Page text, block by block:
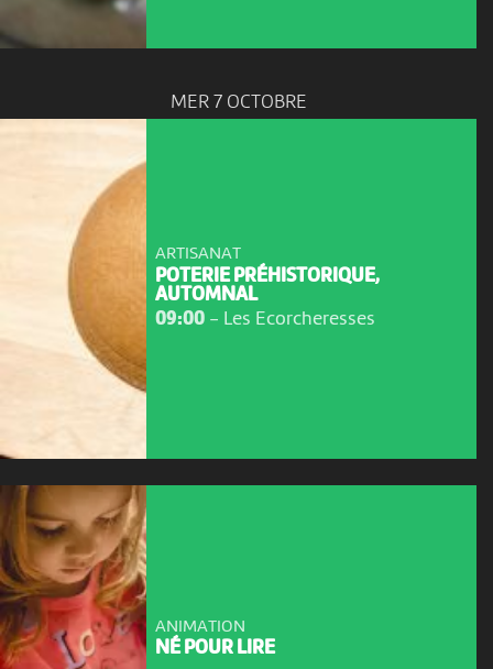
MER 7 OCTOBRE
ARTISANAT
POTERIE PRÉHISTORIQUE,
AUTOMNAL
09:00- Les Ecorcheresses
ANIMATION
NÉ POUR LIRE